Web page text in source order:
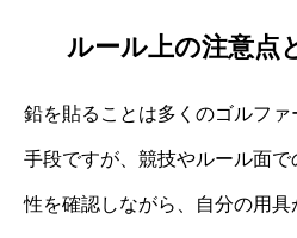
ルール上の注意点
鉛を貼ることは多くのゴルフ
手段ですが、競技やルール面
性を確認しながら、自分の用